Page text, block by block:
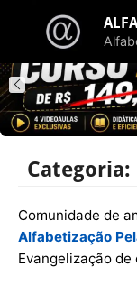
Categoria:
Comunidade de
Alfabetização
Evangelização